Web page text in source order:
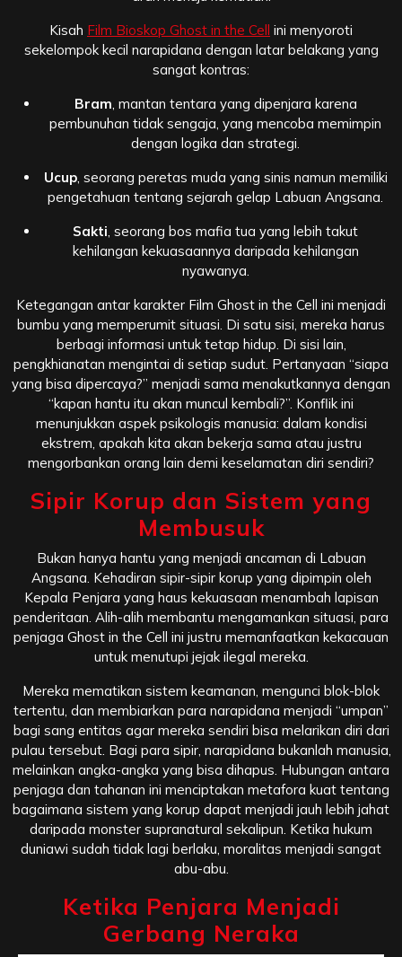
Kisah Film Bioskop Ghost in the Cell ini menyoroti
sekelompok kecil narapidana dengan latar belakang yang
sangat kontras:
Bram , mantan tentara yang dipenjara karena
pembunuhan tidak sengaja, yang mencoba memimpin
dengan logika dan strategi.
Ucup, seorang peretas muda yang sinis namun memiliki
pengetahuan tentang sejarah gelap Labuan Angsana.
Sakti , seorang bos mafia tua yang lebih takut
kehilangan kekuasaannya daripada kehilangan
nyawanya.
Ketegangan antar karakter Film Ghost in the Cell ini menjadi
bumbu yang memperumit situasi. Di satu sisi, mereka harus
berbagi informasi untuk tetap hidup. Di sisi lain,
pengkhianatan mengintai di setiap sudut. Pertanyaan “siapa
yang bisa dipercaya?” menjadi sama menakutkannya dengan
“kapan hantu itu akan muncul kembali?”. Konflik ini
menunjukkan aspek psikologis manusia: dalam kondisi
ekstrem, apakah kita akan bekerja sama atau justru
mengorbankan orang lain demi keselamatan diri sendiri?
Sipir Korup dan Sistem yang
Membusuk
Bukan hanya hantu yang menjadi ancaman di Labuan
Angsana. Kehadiran sipir-sipir korup yang dipimpin oleh
Kepala Penjara yang haus kekuasaan menambah lapisan
penderitaan. Alih-alih membantu mengamankan situasi, para
penjaga Ghost in the Cell ini justru memanfaatkan kekacauan
untuk menutupi jejak ilegal mereka.
Mereka mematikan sistem keamanan, mengunci blok-blok
tertentu, dan membiarkan para narapidana menjadi “umpan”
bagi sang entitas agar mereka sendiri bisa melarikan diri dari
pulau tersebut. Bagi para sipir, narapidana bukanlah manusia,
melainkan angka-angka yang bisa dihapus. Hubungan antara
penjaga dan tahanan ini menciptakan metafora kuat tentang
bagaimana sistem yang korup dapat menjadi jauh lebih jahat
daripada monster supranatural sekalipun. Ketika hukum
duniawi sudah tidak lagi berlaku, moralitas menjadi sangat
abu-abu.
Ketika Penjara Menjadi
Gerbang Neraka